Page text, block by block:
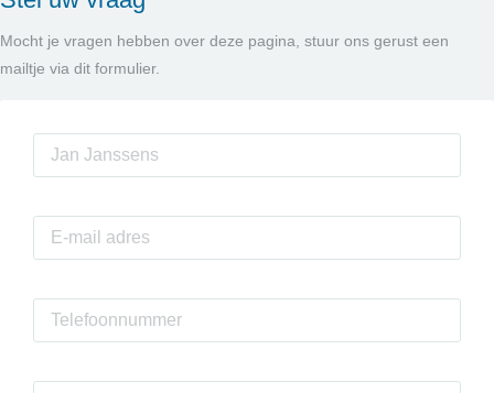
Mocht je vragen hebben over deze pagina, stuur ons gerust een
mailtje via dit formulier.